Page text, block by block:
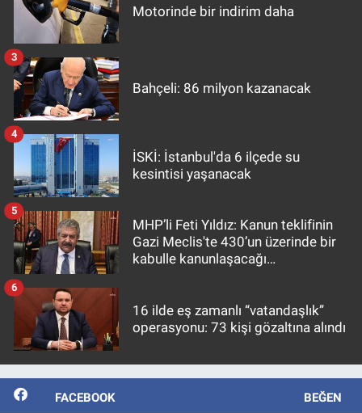
Motorinde bir indirim daha
Bahçeli: 86 milyon kazanacak
3
İSKİ: İstanbul'da 6 ilçede su
kesintisi yaşanacak
4
MHP’li Feti Yıldız: Kanun teklifinin
Gazi Meclis'te 430’un üzerinde bir
kabulle kanunlaşacağı
5
16 ilde eş zamanlı “vatandaşlık”
operasyonu: 73 kişi gözaltına alındı
6
FACEBOOK BEĞEN